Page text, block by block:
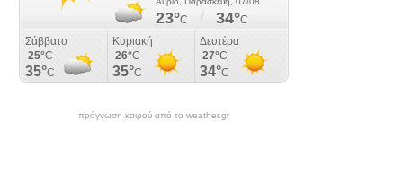
πρόγνωση καιρού από το weather.gr